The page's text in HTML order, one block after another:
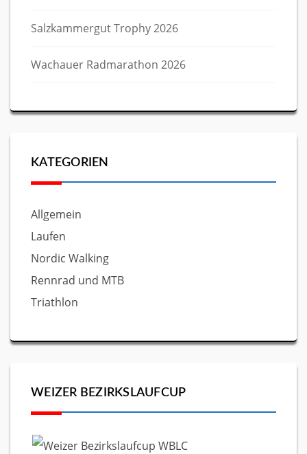
Salzkammergut Trophy 2026
Wachauer Radmarathon 2026
KATEGORIEN
Allgemein
Laufen
Nordic Walking
Rennrad und MTB
Triathlon
WEIZER BEZIRKSLAUFCUP